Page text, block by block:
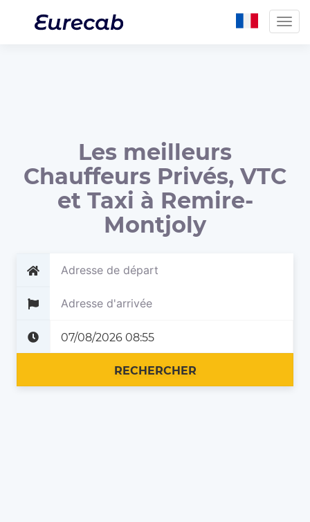
Les meilleurs
Chauffeurs Privés, VTC
et Taxi à Remire-
Montjoly
RECHERCHER